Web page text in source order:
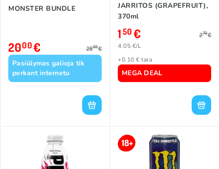
Pasiūlymas galioja tik
perkant internetu
MONSTER BUNDLE
2000€ 2800€
MEGA DEAL
JARRITOS (GRAPEFRUIT),
370ml
150€ 270€
4.05 €/L
+0.10 € tara